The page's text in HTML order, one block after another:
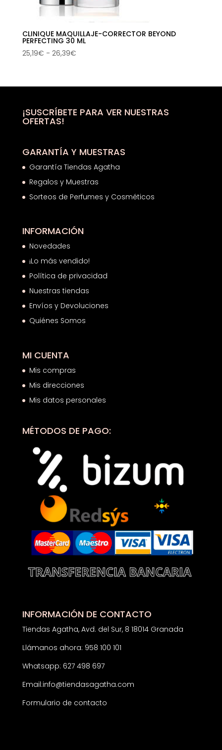
CLINIQUE MAQUILLAJE-CORRECTOR BEYOND
PERFECTING 30 ML
25,19€ - 26,39€Rango
desde
hasta
¡SUSCRÍBETE PARA VER NUESTRAS
OFERTAS!
GARANTÍA Y MUESTRAS
Garantía Tiendas Agatha
Regalos y Muestras
Sorteos de Perfumes y Cosméticos
INFORMACIÓN
Novedades
¡Lo más vendido!
Política de privacidad
Nuestras tiendas
Envíos y Devoluciones
Quiénes Somos
MI CUENTA
Mis compras
Mis direcciones
Mis datos personales
MÉTODOS DE PAGO:
INFORMACIÓN DE CONTACTO
Tiendas Agatha, Avd. del Sur, 8 18014 Granada
Llámanos ahora: 958 100 101
Whatsapp: 627 498 697
Email:info@tiendasagatha.com
Formulario de contacto